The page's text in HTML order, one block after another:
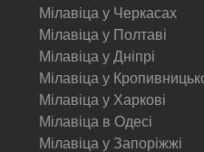
Мілавіца у Черкасах
Мілавіца у Полтаві
Мілавіца у Дніпрі
Мілавіца у
Мілавіца у Харкові
Мілавіца в Одесі
Мілавіца у Запоріжжі